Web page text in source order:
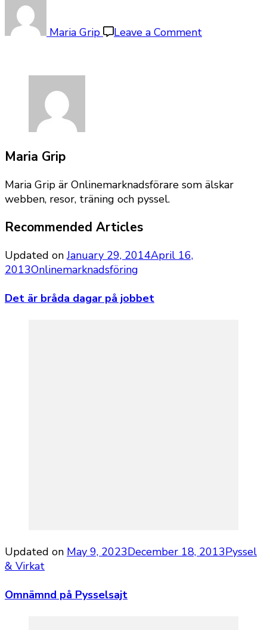
Maria Grip Leave a Comment
Maria Grip
Maria Grip är Onlinemarknadsförare som älskar
webben, resor, träning och pyssel.
Recommended Articles
Updated onJanuary 29, 2014April 16,
2013Onlinemarknadsföring
Det är bråda dagar på jobbet
Updated on May 9, 2023December 18, 2013Pyssel
& Virkat
Omnämnd på Pysselsajt